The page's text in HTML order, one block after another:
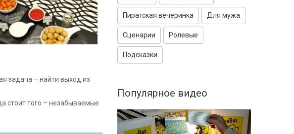
задача – найти выход из
стоит того – незабываемые
Пиратская вечеринка Для мужа
Сценарии Ролевые
Подсказки
Популярное видео